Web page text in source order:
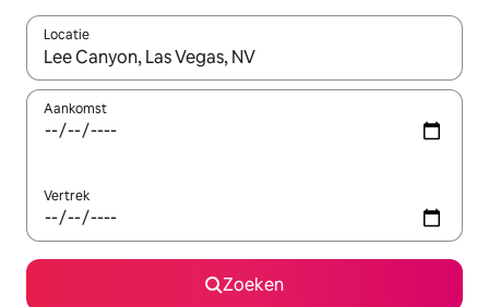
Locatie
Wanneer er resultaten beschikbaar zijn, maak je een keuze
Aankomst
Vertrek
Zoeken